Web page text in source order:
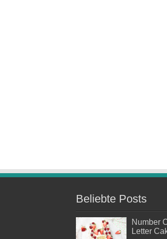
Beliebte Posts
Number
Letter